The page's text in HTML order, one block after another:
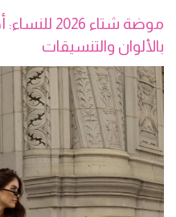
موضة شتاء
بالألوان والتنسيقات